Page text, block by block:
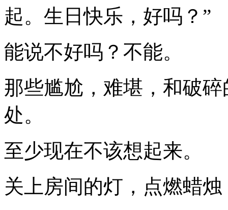
起。生日快乐，好吗？”
能说不好吗？不能。
那些尴尬，难堪，和破
处。
至少现在不该想起来。
关上房间的灯，点燃蜡